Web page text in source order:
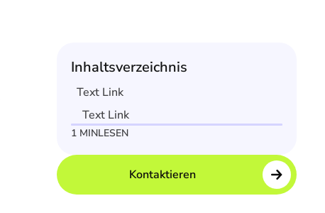
Inhaltsverzeichnis
Text Link
Text Link
1 MINLESEN
Kontaktieren